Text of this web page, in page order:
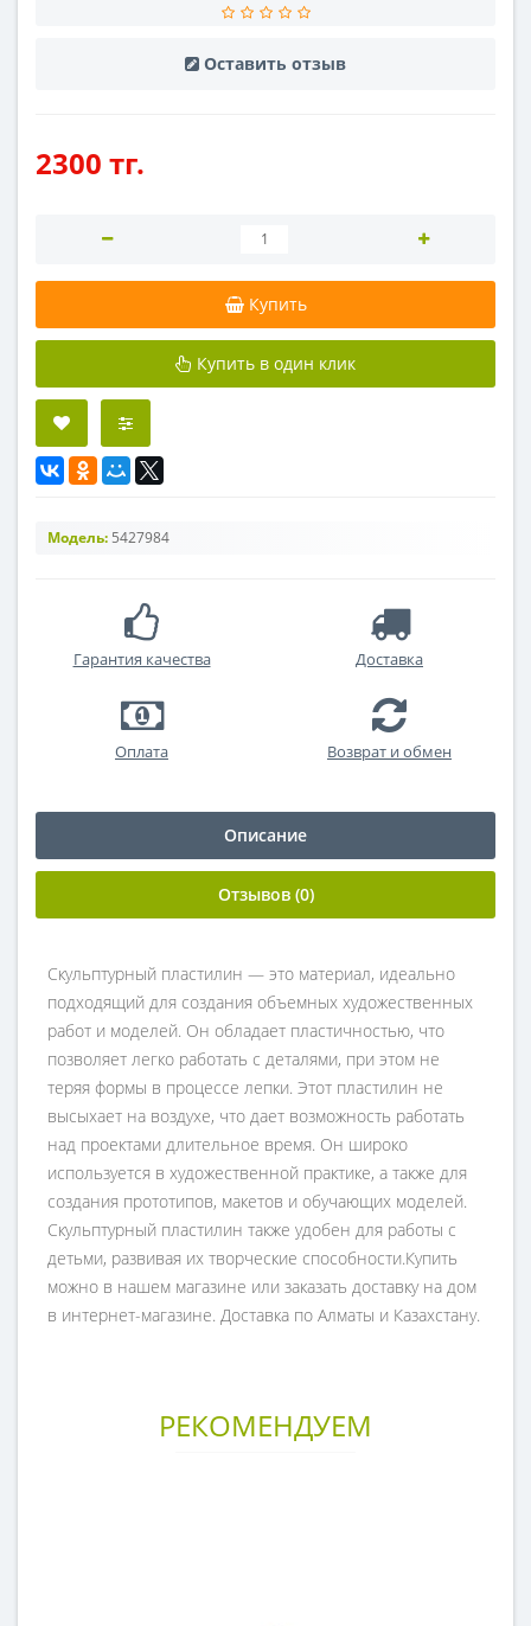
Оставить отзыв
2300 тг.
Купить
Купить в один клик
Модель: 5427984
Гарантия качества Доставка
Оплата Возврат и обмен
Описание
Отзывов (0)
Скульптурный пластилин — это материал, идеально
подходящий для создания объемных художественных
работ и моделей. Он обладает пластичностью, что
позволяет легко работать с деталями, при этом не
теряя формы в процессе лепки. Этот пластилин не
высыхает на воздухе, что дает возможность работать
над проектами длительное время. Он широко
используется в художественной практике, а также для
создания прототипов, макетов и обучающих моделей.
Скульптурный пластилин также удобен для работы с
детьми, развивая их творческие способности.Купить
можно в нашем магазине или заказать доставку на дом
в интернет-магазине. Доставка по Алматы и Казахстану.
РЕКОМЕНДУЕМ